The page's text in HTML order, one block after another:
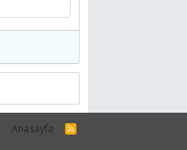
Anasayfa
R
S